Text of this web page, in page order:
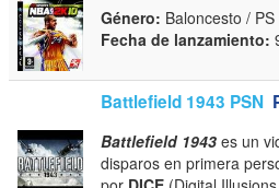
Género: Baloncesto /
Fecha de lanzamiento:
Battlefield 1943 PSN
Battlefield 1943 es un
disparos en primera